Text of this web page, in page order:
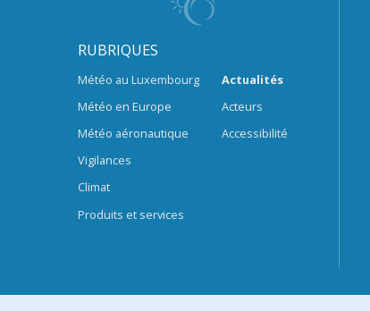
RUBRIQUES
Météo au Luxembourg
Météo en Europe
Météo aéronautique
Vigilances
Climat
Produits et services
Actualités
Acteurs
Accessibilité